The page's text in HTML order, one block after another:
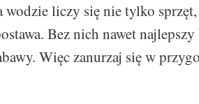
wodzie liczy się nie tylko
Bez nich nawet najlepszy
Więc zanurzaj się w